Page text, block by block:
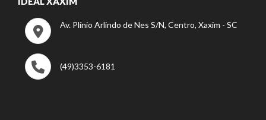
Av. Plínio Arlindo de Nes S/N, Centro, Xaxim - SC
(49)3353-6181